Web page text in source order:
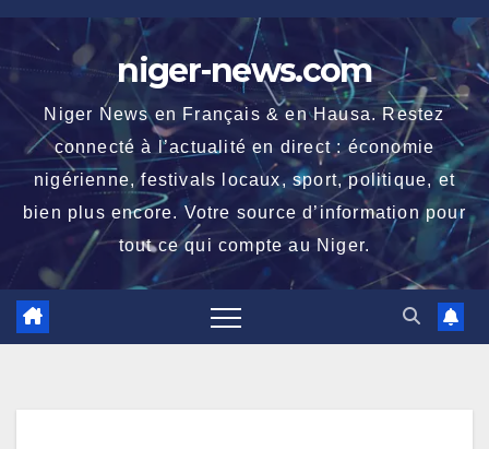
Skip
to
content
niger-news.com
Niger News en Français & en Hausa. Restez
connecté à l’actualité en direct : économie
nigérienne, festivals locaux, sport, politique, et
bien plus encore. Votre source d’information pour
tout ce qui compte au Niger.